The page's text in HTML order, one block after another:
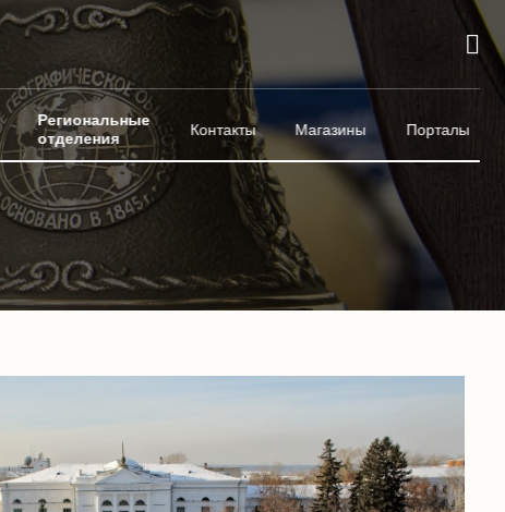
Региональные
отделения
Контакты Магазины Порталы